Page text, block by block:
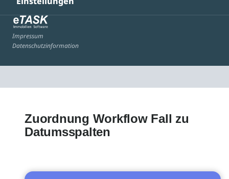
Impressum
Datenschutzinformation
Zuordnung Workflow Fall zu
Datumsspalten